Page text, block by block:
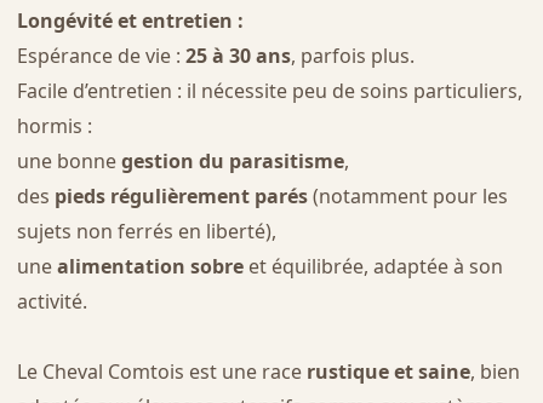
Longévité et entretien :
Espérance de vie : 25 à 30 ans, parfois plus.
Facile d’entretien : il nécessite peu de soins particuliers,
hormis :
une bonnegestion du parasitisme,
des pieds régulièrement parés(notamment pour les
sujets non ferrés en liberté),
unealimentation sobreet équilibrée, adaptée à son
activité.
Le Cheval Comtois est une race rustique et saine, bien